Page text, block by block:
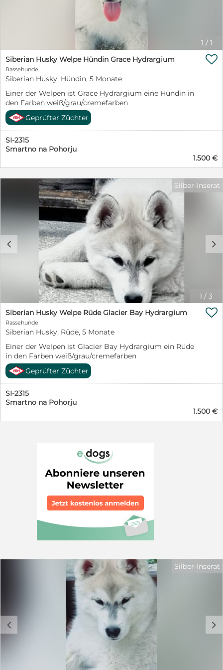
1 / 1
Siberian Husky Welpe Hündin Grace Hydrargium
Rassehunde
Siberian Husky, Hündin, 5 Monate
Einer der Welpen ist Grace Hydrargium eine Hündin in
den Farben weiß/grau/cremefarben

Geprüfter Züchter
SI-2315
Smartno na Pohorju
1.500 €
1 / 3
c d
Silber-Inserat
Siberian Husky Welpe Rüde Glacier Bay Hydrargium
Rassehunde
Siberian Husky, Rüde, 5 Monate
Einer der Welpen ist Glacier Bay Hydrargium ein Rüde
in den Farben weiß/grau/cremefarben

Geprüfter Züchter
SI-2315
Smartno na Pohorju
1.500 €
c d
Silber-Inserat